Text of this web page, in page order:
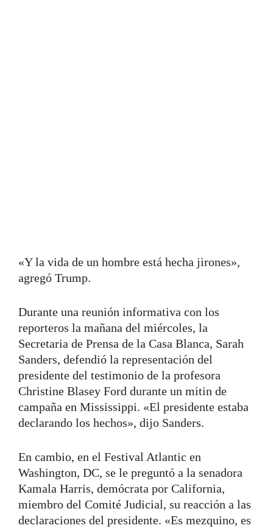
«Y la vida de un hombre está hecha jirones»,
agregó Trump.
Durante una reunión informativa con los
reporteros la mañana del miércoles, la
Secretaria de Prensa de la Casa Blanca, Sarah
Sanders, defendió la representación del
presidente del testimonio de la profesora
Christine Blasey Ford durante un mitin de
campaña en Mississippi. «El presidente estaba
declarando los hechos», dijo Sanders.
En cambio, en el Festival Atlantic en
Washington, DC, se le preguntó a la senadora
Kamala Harris, demócrata por California,
miembro del Comité Judicial, su reacción a las
declaraciones del presidente. «Es mezquino, es